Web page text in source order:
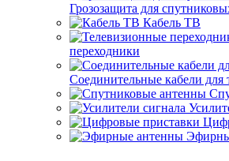
Грозозащита для
Кабель ТВ
переходники
Соединительные кабели для